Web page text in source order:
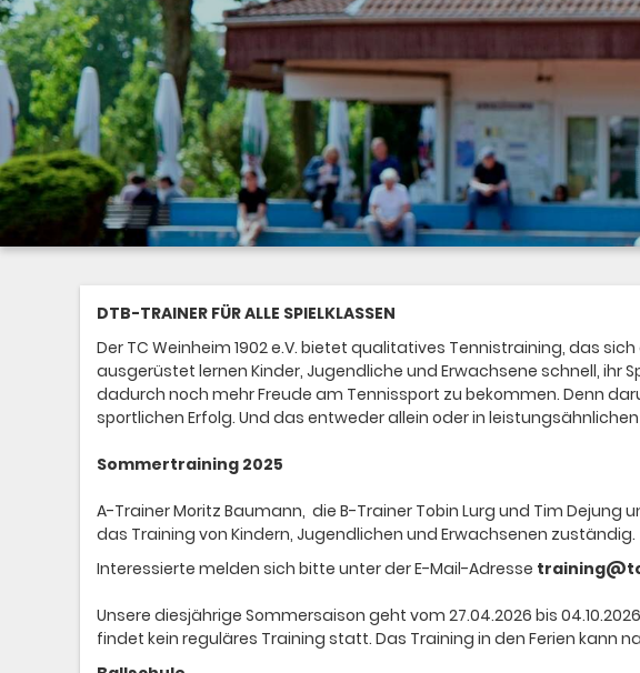
DTB-TRAINER FÜR ALLE SPIELKLASSEN
Der TC Weinheim 1902 e.V. bietet qualitatives Tennistraining, das
ausgerüstet lernen Kinder, Jugendliche und Erwachsene schnell, ihr
dadurch noch mehr Freude am Tennissport zu bekommen. Denn
sportlichen Erfolg. Und das entweder allein oder in
Sommertraining 2025
A-Trainer Moritz Baumann, die B-Trainer Tobin Lurg und Tim Dejung
das Training von Kindern, Jugendlichen und Erwachsenen zuständig.
Interessierte melden sich bitte unter der E-Mail-Adresse
Unsere diesjährige Sommersaison geht vom 27.04.2026 bis
findet kein reguläres Training statt. Das Training in den Ferien kann